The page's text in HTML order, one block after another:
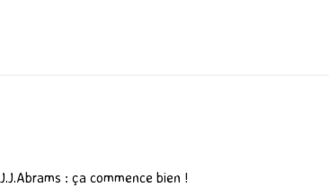
: ça commence bien !